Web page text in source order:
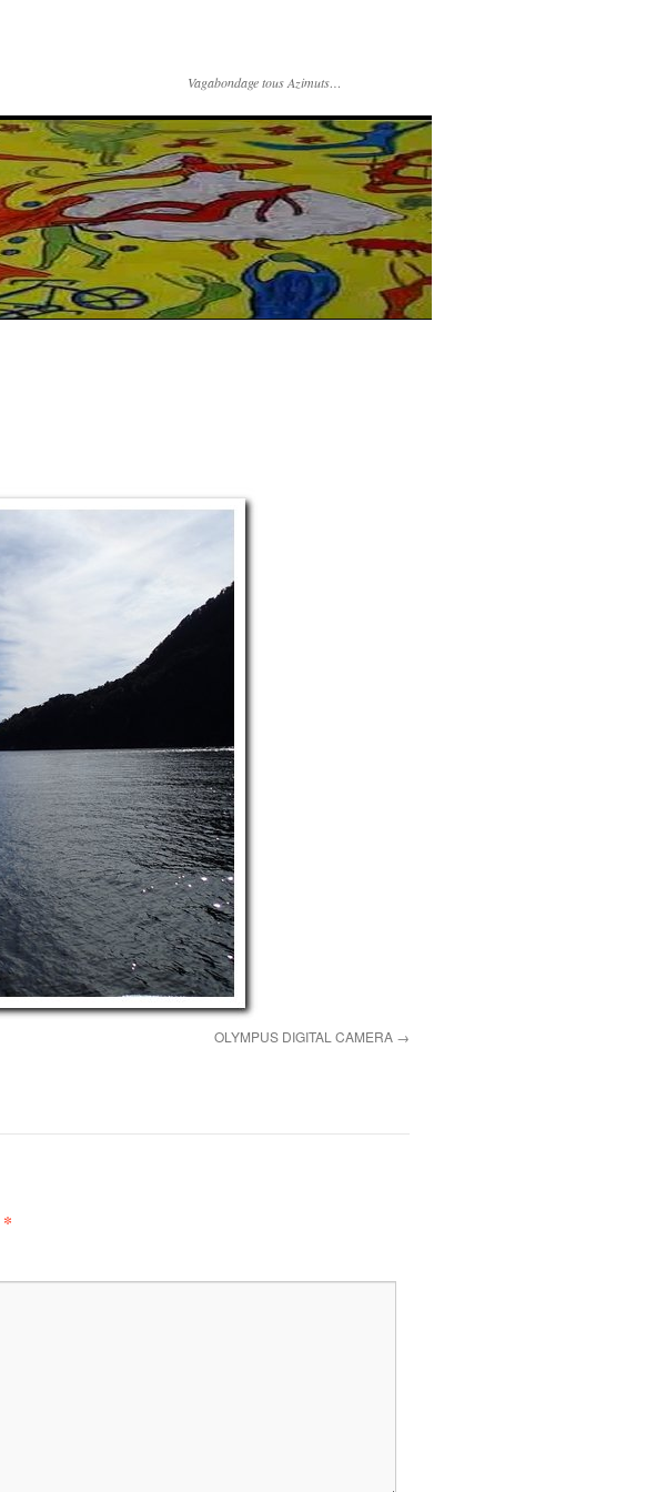
Vagabondage tous Azimuts…
OLYMPUS DIGITAL CAMERA
*